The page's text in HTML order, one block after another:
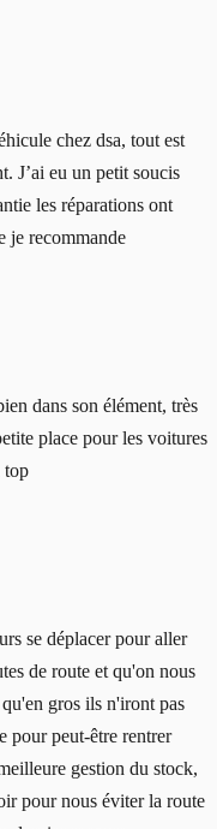
chez dsa, tout est
J’ai eu un petit soucis
les réparations ont
je recommande
dans son élément, très
place pour les voitures
top
se déplacer pour aller
de route et qu'on nous
gros ils n'iront pas
pour peut-être rentrer
gestion du stock,
pour nous éviter la route